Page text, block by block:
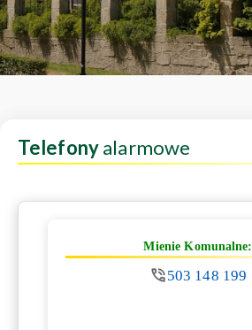
Telefonyalarmowe
Mienie Komunalne:
503 148 199